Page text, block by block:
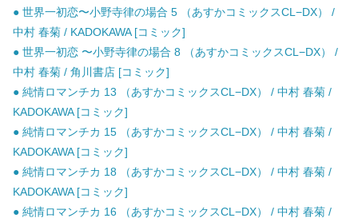
● 世界一初恋〜小野寺律の場合 5 （あすかコミックスCL−DX） /
中村 春菊 / KADOKAWA [コミック]
● 世界一初恋 〜小野寺律の場合 8 （あすかコミックスCL−DX） /
中村 春菊 / 角川書店 [コミック]
● 純情ロマンチカ 13 （あすかコミックスCL−DX） / 中村 春菊 /
KADOKAWA [コミック]
● 純情ロマンチカ 15 （あすかコミックスCL−DX） / 中村 春菊 /
KADOKAWA [コミック]
● 純情ロマンチカ 18 （あすかコミックスCL−DX） / 中村 春菊 /
KADOKAWA [コミック]
● 純情ロマンチカ 16 （あすかコミックスCL−DX） / 中村 春菊 /